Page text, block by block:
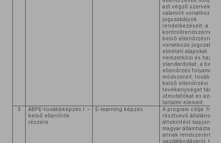
azt végző szerveket,
valamint vonatkozó
jogszabályok
rendelkezéseit, a
kontrollrendszerre, a
belső ellenőrzésre
vonatkozó
elméleti alapokat, a
nemzetközi és hazai
standardokat, a belső
ellenőrzés folyamatát
módszereit, továbbá a
belső ellenőrzési
tevékenységet
útmutatókat és azok
tartalmi elemeit.
3
ÁBPE-továbbképzés I. –
belső ellenőrök
részére
E-learning képzés
A program célja, hogy
résztvevő általános
áttekintést kapjon a
magyar
annak rendszeréről és
gazdálkodásáról,